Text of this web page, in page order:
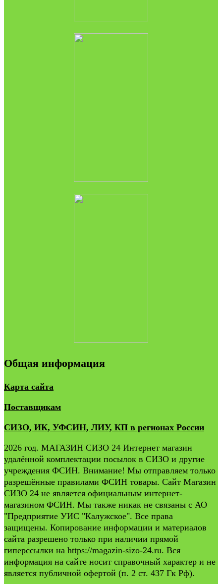
Общая информация
Карта сайта
Поставщикам
СИЗО, ИК, УФСИН, ЛИУ, КП в регионах России
2026 год. МАГАЗИН СИЗО 24 Интернет магазин
удалённой комплектации посылок в СИЗО и другие
учреждения ФСИН. Внимание! Мы отправляем только
разрешённые правилами ФСИН товары. Сайт Магазин
СИЗО 24 не является официальным интернет-
магазином ФСИН. Мы также никак не связаны с АО
"Предприятие УИС "Калужское". Все права
защищены. Копирование информации и материалов
сайта разрешено только при наличии прямой
гиперссылки на https://magazin-sizo-24.ru. Вся
информация на сайте носит справочный характер и не
является публичной офертой (п. 2 ст. 437 Гк Рф).